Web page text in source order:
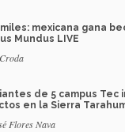
mexicana gana
Mundus LIVE
de 5 campus Tec
en la Sierra
Flores Nava